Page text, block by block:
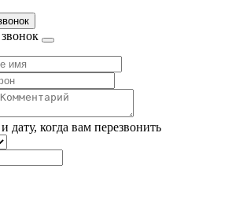
дату, когда вам перезвонить